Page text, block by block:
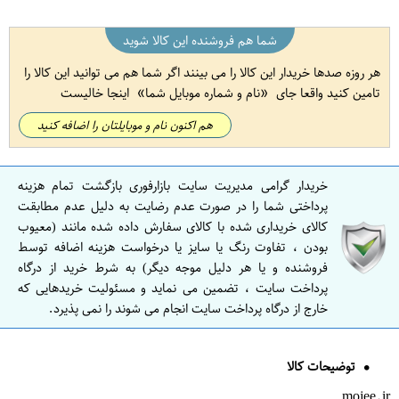
شما هم فروشنده این کالا شوید
هر روزه صدها خریدار این کالا را می بینند اگر شما هم می توانید این کالا را
تامین کنید واقعا جای
نام و شماره موبایل شما اینجا خالیست
هم اکنون نام و موبایلتان را اضافه کنید
خریدار گرامی مدیریت سایت بازارفوری بازگشت تمام هزینه
پرداختی شما را در صورت عدم رضایت به دلیل عدم مطابقت
کالای خریداری شده با کالای سفارش داده شده مانند (معیوب
بودن ، تفاوت رنگ یا سایز یا درخواست هزینه اضافه توسط
فروشنده و یا هر دلیل موجه دیگر) به شرط خرید از درگاه
پرداخت سایت ، تضمین می نماید و مسئولیت خریدهایی که
خارج از درگاه پرداخت سایت انجام می شوند را نمی پذیرد.
توضیحات کالا